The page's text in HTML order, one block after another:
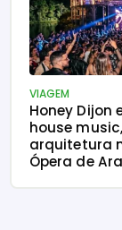
VIAGEM
Honey Dijon
house
arquitetura
Ópera de